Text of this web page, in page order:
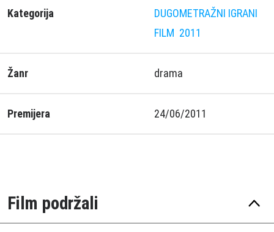
Kategorija
DUGOMETRAŽNI IGRANI
FILM 2011
Žanr drama
Premijera 24/06/2011
Film podržali